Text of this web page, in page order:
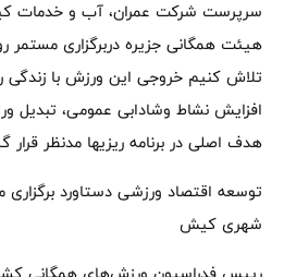
سرپرست شرکت عمران، آب و خدمات
هیئت همگانی جزیره دربرگزاری مستمر
تلاش کنیم خروجی این ورزش با زندگی
افزایش نشاط وشادابی عمومی، تبدیل
هدف اصلی در برنامه ریزیها مدنظر قرار
توسعه اقتصاد ورزشی دستاورد برگزاری
شهری کیش